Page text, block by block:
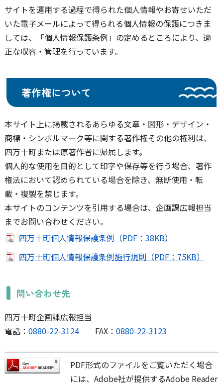
サイトを運用する過程で得られた個人情報やお寄せいただ
いた電子メールによって得られる個人情報の保護につきま
しては、「個人情報保護条例」の定めるところにより、適
正な収容・管理を行っています。
著作権について
本サイト上に掲載されるあらゆる文章・図形・デザイン・
商標・シンボルマーク等に関する著作権その他の権利は、
四万十町または原著作者に帰属します。
個人的な使用を目的として印字や保存等を行う場合、著作
権法において認められている場合を除き、無断使用・転
載・複製を禁じます。
本サイトのコンテンツを引用する場合は、企画課広報担当
までお問い合わせください。
四万十町個人情報保護条例（PDF：38KB）
四万十町個人情報保護条例施行規則（PDF：75KB）
問い合わせ先
四万十町企画課広報担当
電話： 0880-22-3124FAX： 0880-22-3123
PDF形式のファイルをご覧いただく場合
には、Adobe社が提供するAdobe Reader